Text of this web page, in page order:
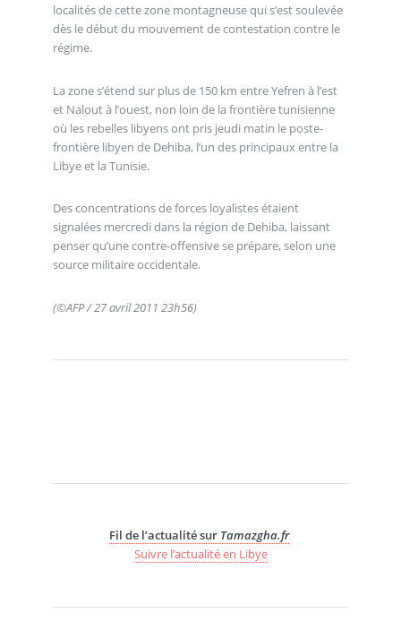
localités de cette zone montagneuse qui s’est soulevée
dès le début du mouvement de contestation contre le
régime.
La zone s’étend sur plus de 150 km entre Yefren à l’est
et Nalout à l’ouest, non loin de la frontière tunisienne
où les rebelles libyens ont pris jeudi matin le poste-
frontière libyen de Dehiba, l’un des principaux entre la
Libye et la Tunisie.
Des concentrations de forces loyalistes étaient
signalées mercredi dans la région de Dehiba, laissant
penser qu’une contre-offensive se prépare, selon une
source militaire occidentale.
(©AFP / 27 avril 2011 23h56)
Fil de l’actualité sur Tamazgha.fr
Suivre l’actualité en Libye